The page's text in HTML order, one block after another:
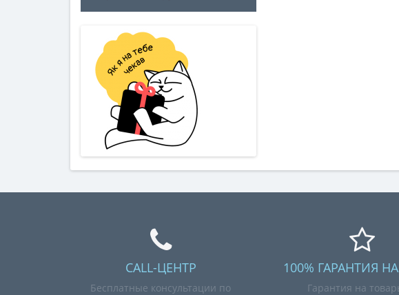
CALL-ЦЕНТР
Бесплатные консультации по
100% ГАРАНТИЯ
Гарантия на